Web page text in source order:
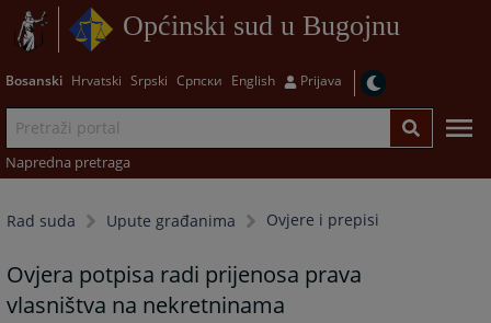
Općinski sud u Bugojnu
Bosanski Hrvatski Srpski Српски English Prijava
Napredna pretraga
Rad suda Upute građanima Ovjere i prepisi
Ovjera potpisa radi prijenosa prava
vlasništva na nekretninama